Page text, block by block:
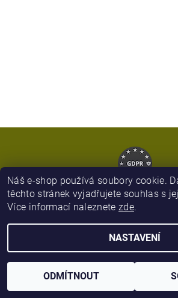
Vytvořil Shoptet
Náš e-shop používá soubory cookie.
těchto stránek vyjadřujete souhlas s
Více informací naleznetezde.
NASTAVENÍ
ODMÍTNOUT